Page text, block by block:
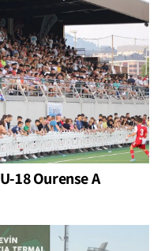
18 Ourense A